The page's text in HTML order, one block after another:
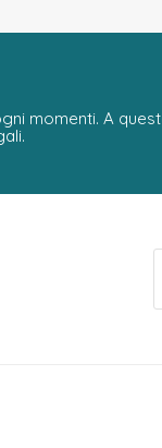
momenti. A